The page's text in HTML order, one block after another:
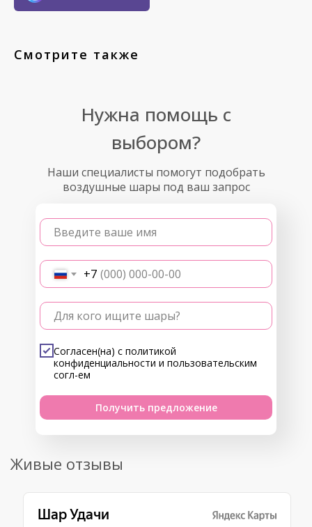
Смотрите также
Наши специалисты помогут подобрать
воздушные шары под ваш запрос
Введите ваше имя
+7
Для кого ищите шары?
Согласен(на) с политикой
конфиденциальности и пользовательским
согл-ем
Получить предложение
Нужна помощь с
выбором?
Живые отзывы